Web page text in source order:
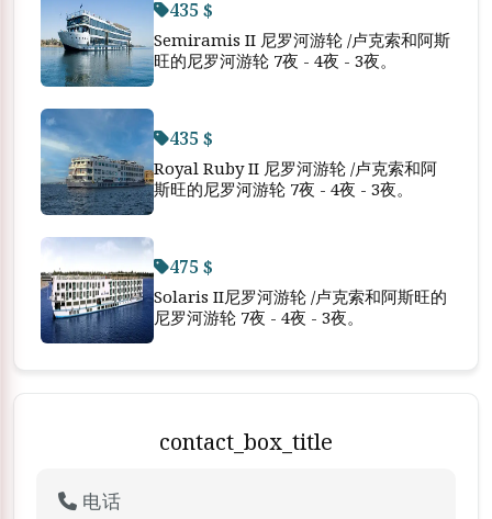
435 $
Semiramis II 尼罗河游轮 /卢克索和阿斯
旺的尼罗河游轮 7夜 - 4夜 - 3夜。
435 $
Royal Ruby II 尼罗河游轮 /卢克索和阿
斯旺的尼罗河游轮 7夜 - 4夜 - 3夜。
475 $
Solaris II尼罗河游轮 /卢克索和阿斯旺的
尼罗河游轮 7夜 - 4夜 - 3夜。
contact_box_title
电话